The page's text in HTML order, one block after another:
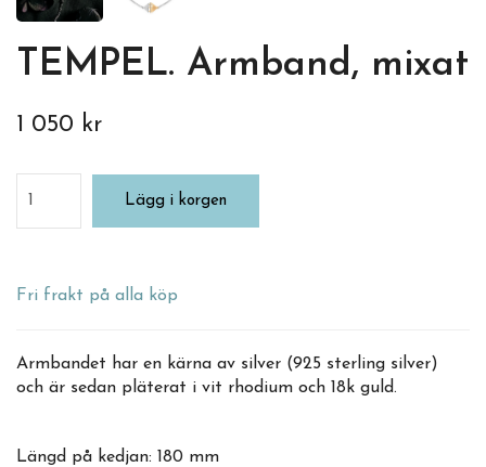
TEMPEL. Armband, mixat
1 050 kr
Lägg i korgen
Fri frakt på alla köp
Armbandet har en kärna av silver (925 sterling silver)
och är sedan pläterat i vit rhodium och 18k guld.
Längd på kedjan: 180 mm